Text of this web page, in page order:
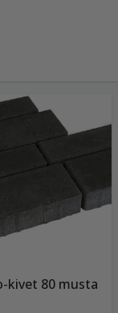
kivet 80 musta